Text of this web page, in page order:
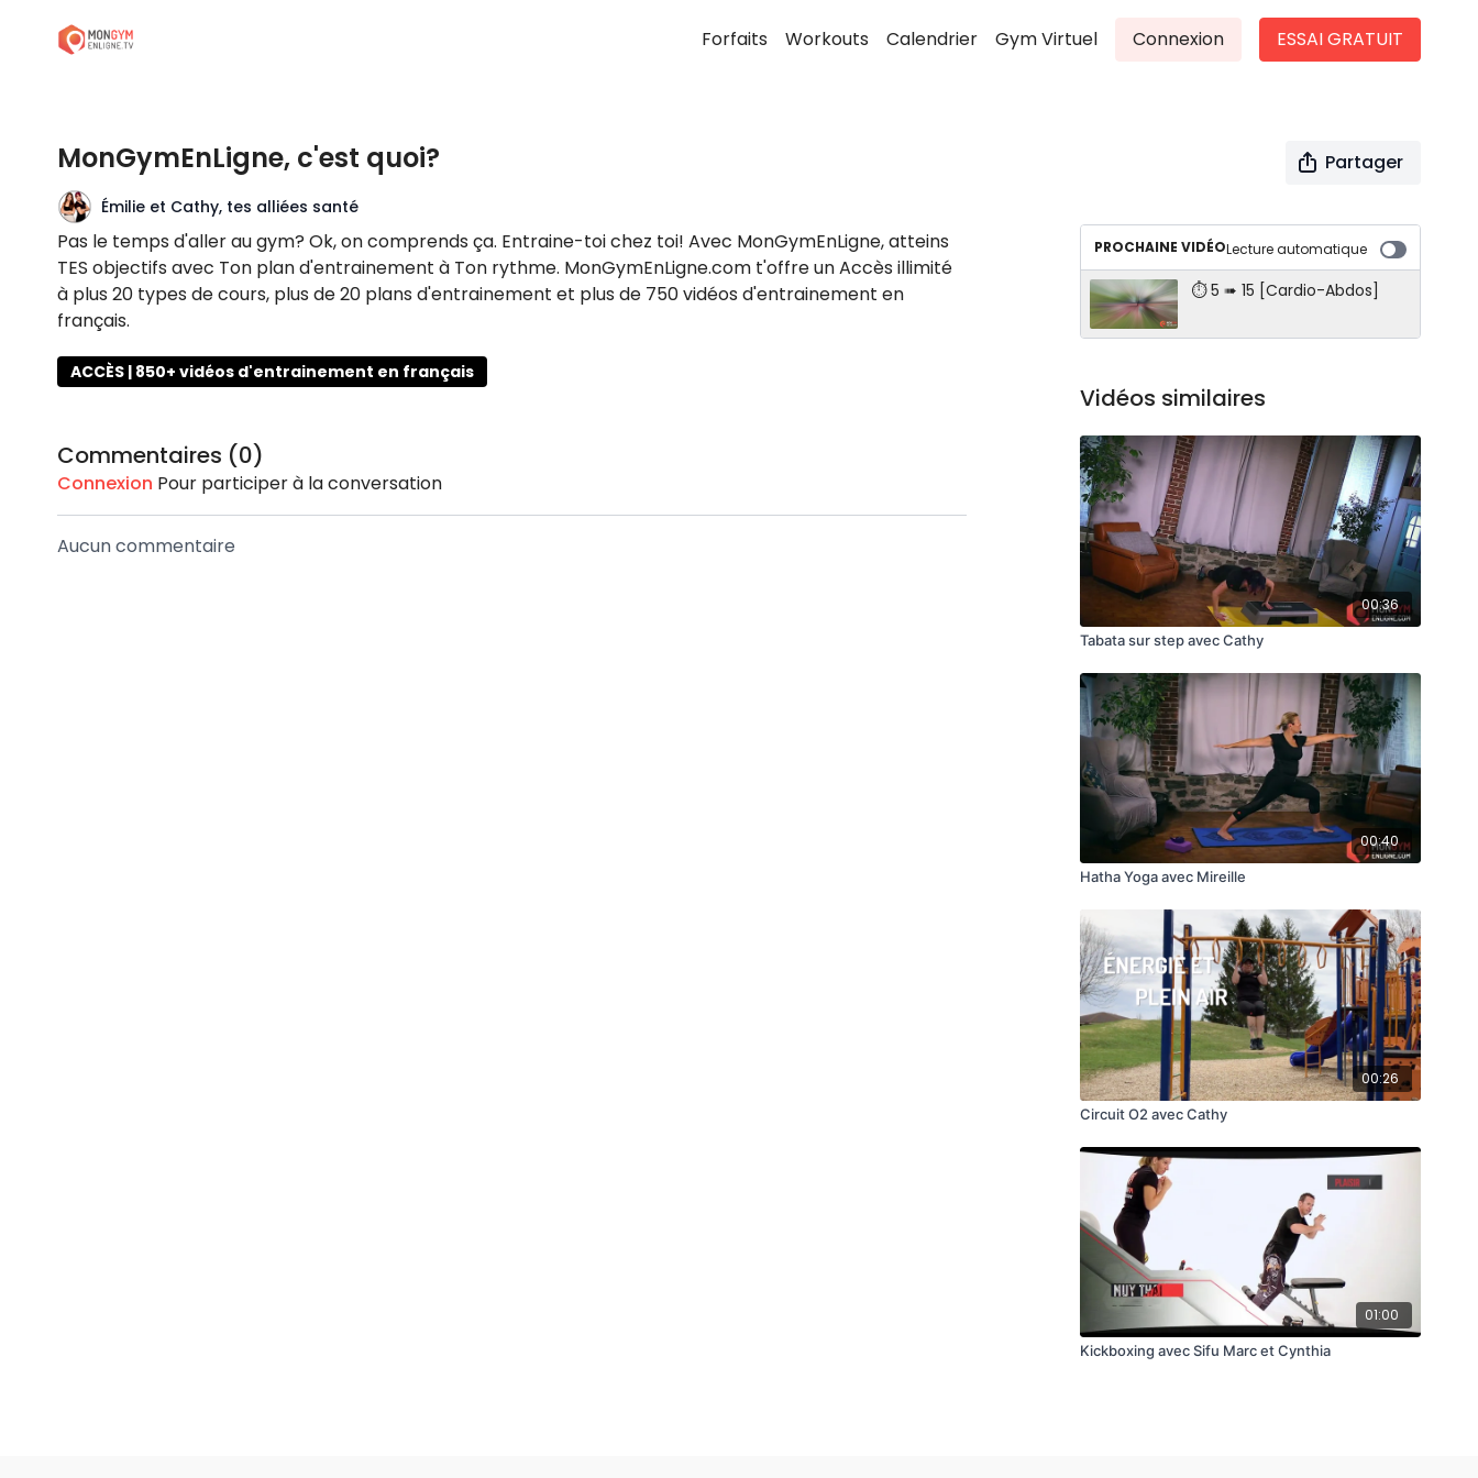
Forfaits Workouts Calendrier Gym Virtuel Connexion ESSAI GRATUIT
MonGymEnLigne, c'est quoi? Partager
Émilie et Cathy, tes alliées santé
Pas le temps d'aller au gym? Ok, on comprends ça. Entraine-toi chez toi! Avec MonGymEnLigne, atteins
TES objectifs avec Ton plan d'entrainement à Ton rythme. MonGymEnLigne.com t'offre un Accès illimité
à plus 20 types de cours, plus de 20 plans d'entrainement et plus de 750 vidéos d'entrainement en
français.
ACCÈS | 850+ vidéos d'entrainement en français
Commentaires (0)
Connexion Pour participer à la conversation
Aucun commentaire
PROCHAINE VIDÉOLecture automatique
⏱ 5 ➠ 15 [Cardio-Abdos]
Vidéos similaires
00:36
Tabata sur step avec Cathy
00:40
Hatha Yoga avec Mireille
00:26
Circuit O2 avec Cathy
01:00
Kickboxing avec Sifu Marc et Cynthia